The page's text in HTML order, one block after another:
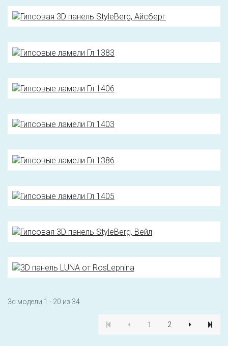
3d модели 1 - 20 из 34
1 2